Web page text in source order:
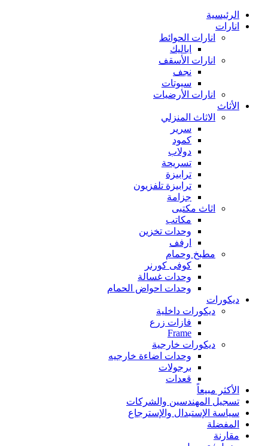
الرئيسية
انارات
انارات الحوائط
اباليك
انارات الأسقف
نجف
سبوتات
انارات الأرضيات
الأثاث
الاثاث المنزلي
سرير
كمود
دولاب
تسريحة
ترابيزة
ترابيزة تلفزيون
جزامة
اثاث مكتبى
مكاتب
وحدات تخزين
ارفف
مطبخ وحمام
كوفى كورنر
وحدات غسالة
وحدات احواض الحمام
ديكورات
ديكورات داخلية
فازات زرع
Frame
ديكورات خارجية
وحدات اضاءة خارجيه
برجولات
قعدات
الأكثر مبيعاً
تسجيل المهندسين والشركات
سياسة الإستبدال والإسترجاع
المفضلة
مقارنة